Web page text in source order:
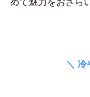
＼ 冷